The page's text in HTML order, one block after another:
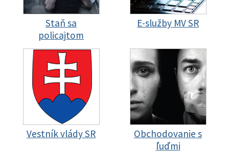
Staň sa
policajtom
E-služby MV SR
Vestník vlády SR
Obchodovanie s
ľuďmi